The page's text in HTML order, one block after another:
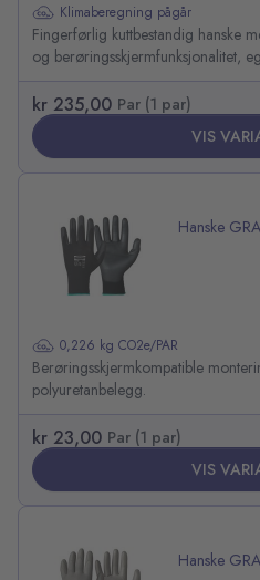
Klimaberegning pågår
Fingerførlig kuttbestandig hanske
og berøringsskjermfunksjonalitet,
VIS
kr 235,00 Par (1 par)
Hanske
0,226 kg CO2e/PAR
Berøringsskjermkompatible
polyuretanbelegg.
VIS
kr 23,00 Par (1 par)
Hanske